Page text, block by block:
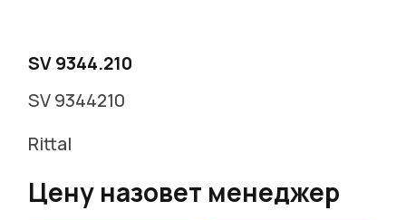
SV 9344.210
SV 9344210
Rittal
Цену назовет менеджер